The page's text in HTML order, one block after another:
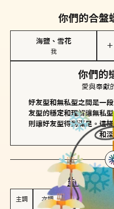
你們的合盤
海鹽、雪花
我
＋
你們的
愛與奉獻
好友型和無私型之間是一
友型的穩定和理解讓無私
則讓好友型得到滿足。這
和
對方的主
主調 次調